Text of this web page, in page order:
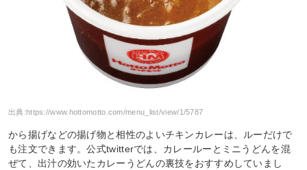
出典:https://www.hottomotto.com/menu_list/view/1/5787
から揚げなどの揚げ物と相性のよいチキンカレーは、ルーだけで
も注文できます。公式twitterでは、カレールーとミニうどんを混
ぜて、出汁の効いたカレーうどんの裏技をおすすめしていまし